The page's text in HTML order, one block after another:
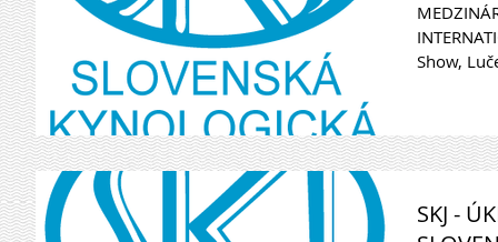
Show,
SKJ -